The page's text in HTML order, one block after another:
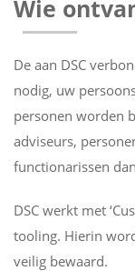
Wie
De aan DSC
nodig, uw
personen worden
adviseurs,
functionarissen
DSC werkt met
tooling. Hierin
veilig bewaard.